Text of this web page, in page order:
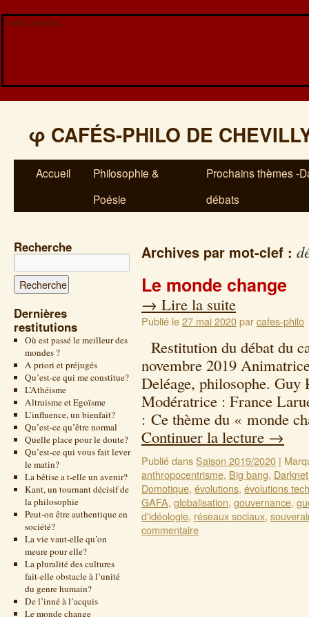
Veuillez patienter...
φ CAFÉS-PHILO DE
Accueil
Philosophie &
Poésie
Prochains thèmes -
débats
Recherche
Dernières
restitutions
Où est passé le meilleur des
mondes ?
A priori et préjugés
Qu’est-ce qui me constitue?
L’Athéisme
Altruisme et Egoïsme
L’influence, un bienfait?
Qu’est-ce qu’être normal
Quelle place pour le doute?
Qu’est-ce qui vous fait lever
le matin?
La bêtise a t-elle un avenir?
Kant, un tournant décisif de
la philosophie
Peut-on être authentique en
société?
La vie vaut-elle qu’on
meure pour elle?
La pluralité des cultures
fait-elle obstacle à l’unité
du genre humain?
De l’inné à l’acquis
Le monde change
Archives par mot-clef :
Le monde change
→ Lire la suite
Publié le27 mai 2020parcafes-philo
Restitution du débat du
novembre 2019
Deléage, philosophe.
Modératrice : France
: Ce thème du « monde
Continuer la lecture →
Publié dansSaison 2019/2020 |
anthropocentrisme, Big bang, Darknet
Domotique, évolutions, évolutions
GAFA, globalisation, gouvernance,
d'idéologie, réseaux sociaux,
commentaire